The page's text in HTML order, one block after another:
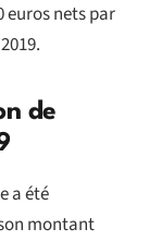
euros nets par
de
a été
montant